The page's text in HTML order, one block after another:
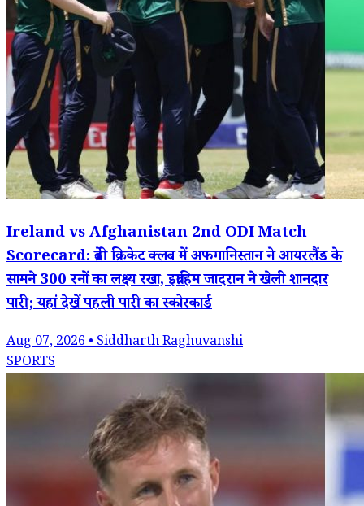
Ireland vs Afghanistan 2nd ODI Match
Scorecard: ब्रेडी क्रिकेट क्लब में अफगानिस्तान ने आयरलैंड के
सामने 300 रनों का लक्ष्य रखा, इब्राहिम जादरान ने खेली शानदार
पारी; यहां देखें पहली पारी का स्कोरकार्ड
Aug 07, 2026 • Siddharth Raghuvanshi
SPORTS